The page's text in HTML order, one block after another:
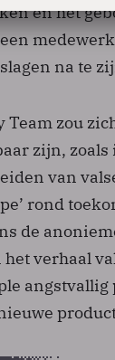
en het
na te
Team zou
zijn,
van
rond
de
verhaal